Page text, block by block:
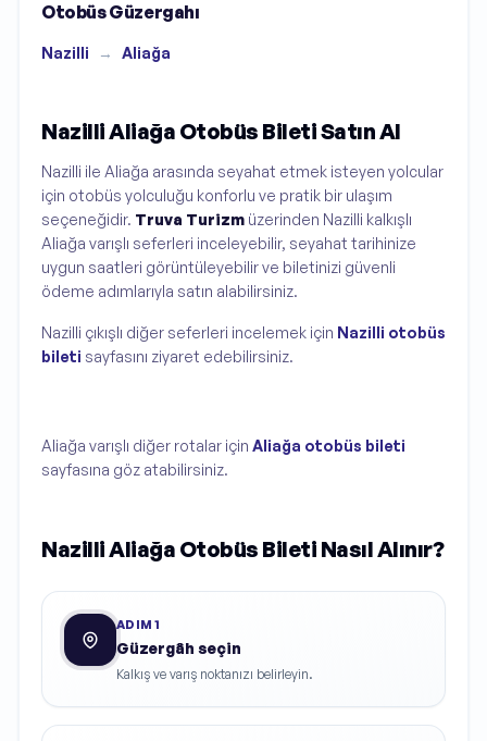
Otobüs Güzergahı
Nazilli → Aliağa
Nazilli Aliağa Otobüs Bileti Satın Al
Nazilli ile Aliağa arasında seyahat etmek isteyen yolcular
için otobüs yolculuğu konforlu ve pratik bir ulaşım
seçeneğidir. Truva Turizm üzerinden Nazilli kalkışlı
Aliağa varışlı seferleri inceleyebilir, seyahat tarihinize
uygun saatleri görüntüleyebilir ve biletinizi güvenli
ödeme adımlarıyla satın alabilirsiniz.
Nazilli çıkışlı diğer seferleri incelemek için Nazilli otobüs
bileti sayfasını ziyaret edebilirsiniz.
Aliağa varışlı diğer rotalar için Aliağa otobüs bileti
sayfasına göz atabilirsiniz.
Nazilli Aliağa Otobüs Bileti Nasıl Alınır?
ADIM1
Güzergâh seçin
Kalkış ve varış noktanızı belirleyin.